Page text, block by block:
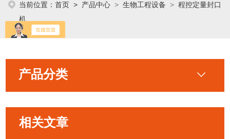
当前位置：首页 > 产品中心 >生物工程设备 >程控定量封口
机
产品分类
相关文章